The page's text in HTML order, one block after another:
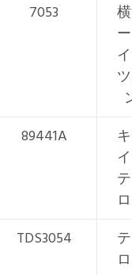
7053
89441A
TDS3054